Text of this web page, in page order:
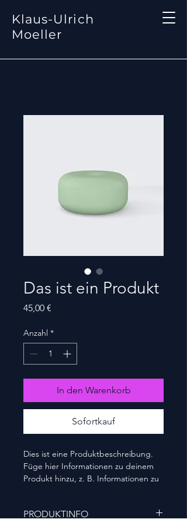
Klaus-Ulrich
Moeller
Das ist ein Produkt
45,00 €
Anzahl *
In den Warenkorb
Sofortkauf
Dies ist eine Produktbeschreibung.
Füge hier Informationen zu deinem
Produkt hinzu, z. B. Informationen zu
Reinigungshinweise.
PRODUKTINFO